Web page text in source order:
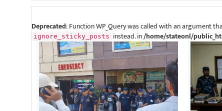
Deprecated: Function WP_Query was called with an argument
ignore_sticky_posts instead. in/home/stateonl/